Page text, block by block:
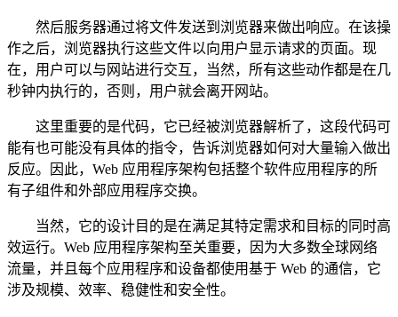
然后服务器通过将文件发送到浏览器来做出响应。在该操
作之后，浏览器执行这些文件以向用户显示请求的页面。现
在，用户可以与网站进行交互，当然，所有这些动作都是在几
秒钟内执行的，否则，用户就会离开网站。
这里重要的是代码，它已经被浏览器解析了，这段代码可
能有也可能没有具体的指令，告诉浏览器如何对大量输入做出
反应。因此，Web 应用程序架构包括整个软件应用程序的所
有子组件和外部应用程序交换。
当然，它的设计目的是在满足其特定需求和目标的同时高
效运行。Web 应用程序架构至关重要，因为大多数全球网络
流量，并且每个应用程序和设备都使用基于 Web 的通信，它
涉及规模、效率、稳健性和安全性。